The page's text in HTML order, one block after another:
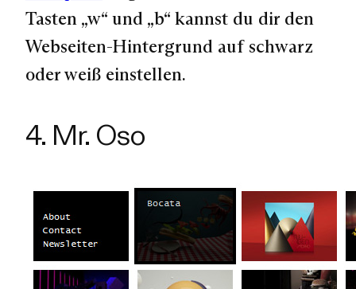
Tasten „w“ und „b“ kannst du dir den
Webseiten-Hintergrund auf schwarz
oder weiß einstellen.
4. Mr. Oso